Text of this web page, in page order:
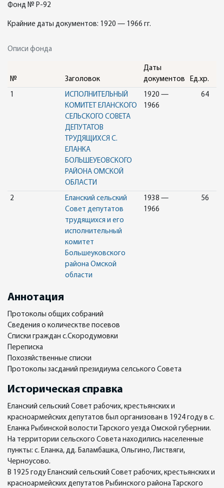
Фонд № Р-92
Крайние даты документов: 1920 — 1966 гг.
Описи фонда
№ Заголовок
Даты
документов
Ед.хр.
1
ИСПОЛНИТЕЛЬНЫЙ
КОМИТЕТ ЕЛАНСКОГО
СЕЛЬСКОГО СОВЕТА
ДЕПУТАТОВ
ТРУДЯЩИХСЯ С.
ЕЛАНКА
БОЛЬШЕУЕОВСКОГО
РАЙОНА ОМСКОЙ
ОБЛАСТИ
1920 —
1966
64
2
Еланский сельский
Совет депутатов
трудящихся и его
исполнительный
комитет
Большеуковского
района Омской
области
1938 —
1966
56
Аннотация
Протоколы общих собраний
Сведения о колическтве посевов
Списки граждан с.Скородумовки
Переписка
Похозяйственные списки
Протоколы засданий президиума селського Совета
Историческая справка
Еланский сельский Совет рабочих, крестьянских и
красноармейских депутатов был организован в 1924 году в с.
Еланка Рыбинской волости Тарского уезда Омской губернии.
На территории сельского Совета находились населенные
пункты: с. Еланка, дд. Баламбашка, Ольгино, Листвяги,
Черноусово.
В 1925 году Еланский сельский Совет рабочих, крестьянских и
красноармейских депутатов Рыбинского района Тарского